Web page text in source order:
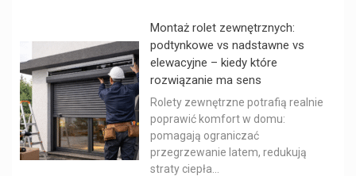
Montaż rolet zewnętrznych:
podtynkowe vs nadstawne vs
elewacyjne – kiedy które
rozwiązanie ma sens
Rolety zewnętrzne potrafią realnie
poprawić komfort w domu:
pomagają ograniczać
przegrzewanie latem, redukują
straty ciepła...